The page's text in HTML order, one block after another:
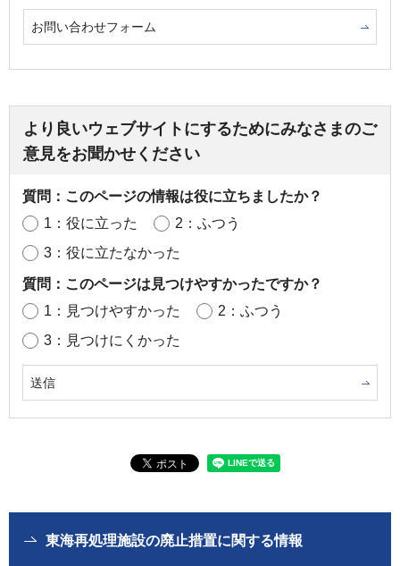
お問い合わせフォーム
より良いウェブサイトにするためにみなさまのご
意見をお聞かせください
質問：このページの情報は役に立ちましたか？
1：役に立った
2：ふつう
3：役に立たなかった
質問：このページは見つけやすかったですか？
1：見つけやすかった
2：ふつう
3：見つけにくかった
東海再処理施設の廃止措置に関する情報